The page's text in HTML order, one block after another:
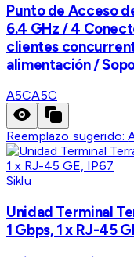
Punto de Acceso
6.4 GHz / 4
clientes
alimentación /
A5CA5C
Reemplazo sugerido:
Siklu
Unidad Terminal
1 Gbps, 1 x RJ-45